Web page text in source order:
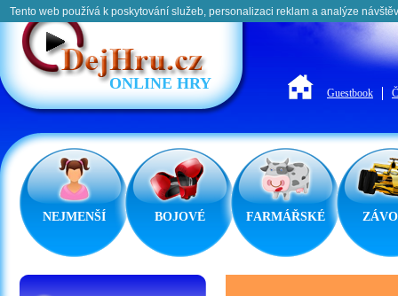
Tento web používá k poskytování služeb, personalizaci reklam a analýze
ONLINE HRY
Guestbook
NEJMENŠÍ BOJOVÉ FARMÁŘSKÉ